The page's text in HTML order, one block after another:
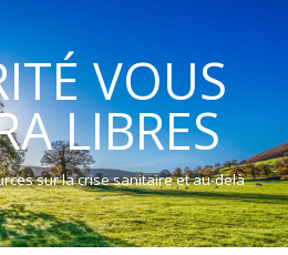
VOUS
LIBRES
sur la crise sanitaire et au-delà